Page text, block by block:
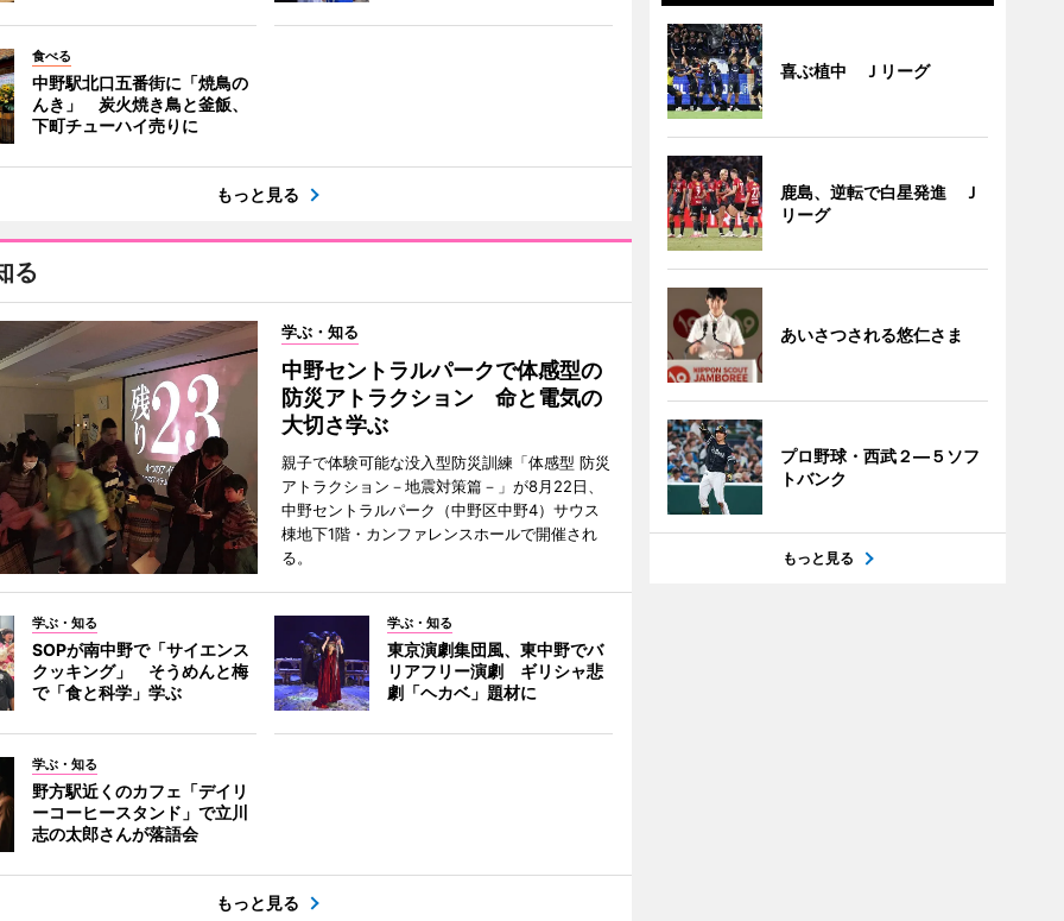
食べる
中野駅北口五番街に「焼鳥の
んき」 炭火焼き鳥と釜飯、
下町チューハイ売りに
もっと見る
る
学ぶ・知る
中野セントラルパークで体感型の
防災アトラクション 命と電気の
大切さ学ぶ
親子で体験可能な没入型防災訓練「体感型 防災
アトラクション－地震対策篇－」が8月22日、
中野セントラルパーク（中野区中野4）サウス
棟地下1階・カンファレンスホールで開催され
る。
学ぶ・知る
SOPが南中野で「サイエンス
クッキング」 そうめんと梅
で「食と科学」学ぶ
学ぶ・知る
東京演劇集団風、東中野でバ
リアフリー演劇 ギリシャ悲
劇「ヘカベ」題材に
学ぶ・知る
野方駅近くのカフェ「デイリ
ーコーヒースタンド」で立川
志の太郎さんが落語会
もっと見る
喜ぶ植中 Ｊリーグ
鹿島、逆転で白星発進 Ｊ
リーグ
あいさつされる悠仁さま
プロ野球・西武２―５ソフ
トバンク
もっと見る